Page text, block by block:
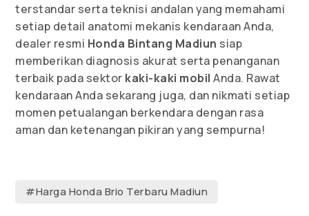
terstandar serta teknisi andalan yang memahami
setiap detail anatomi mekanis kendaraan Anda,
dealer resmi Honda Bintang Madiun siap
memberikan diagnosis akurat serta penanganan
terbaik pada sektor kaki-kaki mobil Anda. Rawat
kendaraan Anda sekarang juga, dan nikmati setiap
momen petualangan berkendara dengan rasa
aman dan ketenangan pikiran yang sempurna!
#Harga Honda Brio Terbaru Madiun